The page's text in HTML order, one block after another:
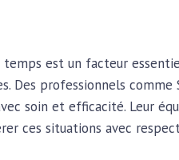
temps est un facteur
professionnels comme
soin et efficacité. Leur
ces situations avec